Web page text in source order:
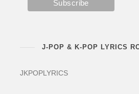
J-POP & K-POP LYRICS
JKPOPLYRICS